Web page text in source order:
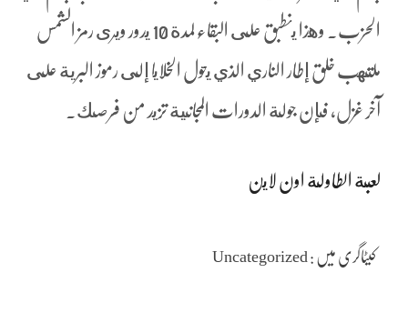
الحزب. وهذا ينطبق على البقاء لمدة 10 يدور ويرى رمز الشمس
ملتهب خلق إطار الناري الذي يحول الخلايا إلى رموز البرية على
آخر غزل، فإن جولة الدورات المجانية تزيد من فرصك.
لعبة الطاولة اون لاين
کیٹاگری میں : Uncategorized